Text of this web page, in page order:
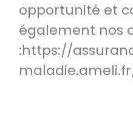
opportunité et
également nos
:https://